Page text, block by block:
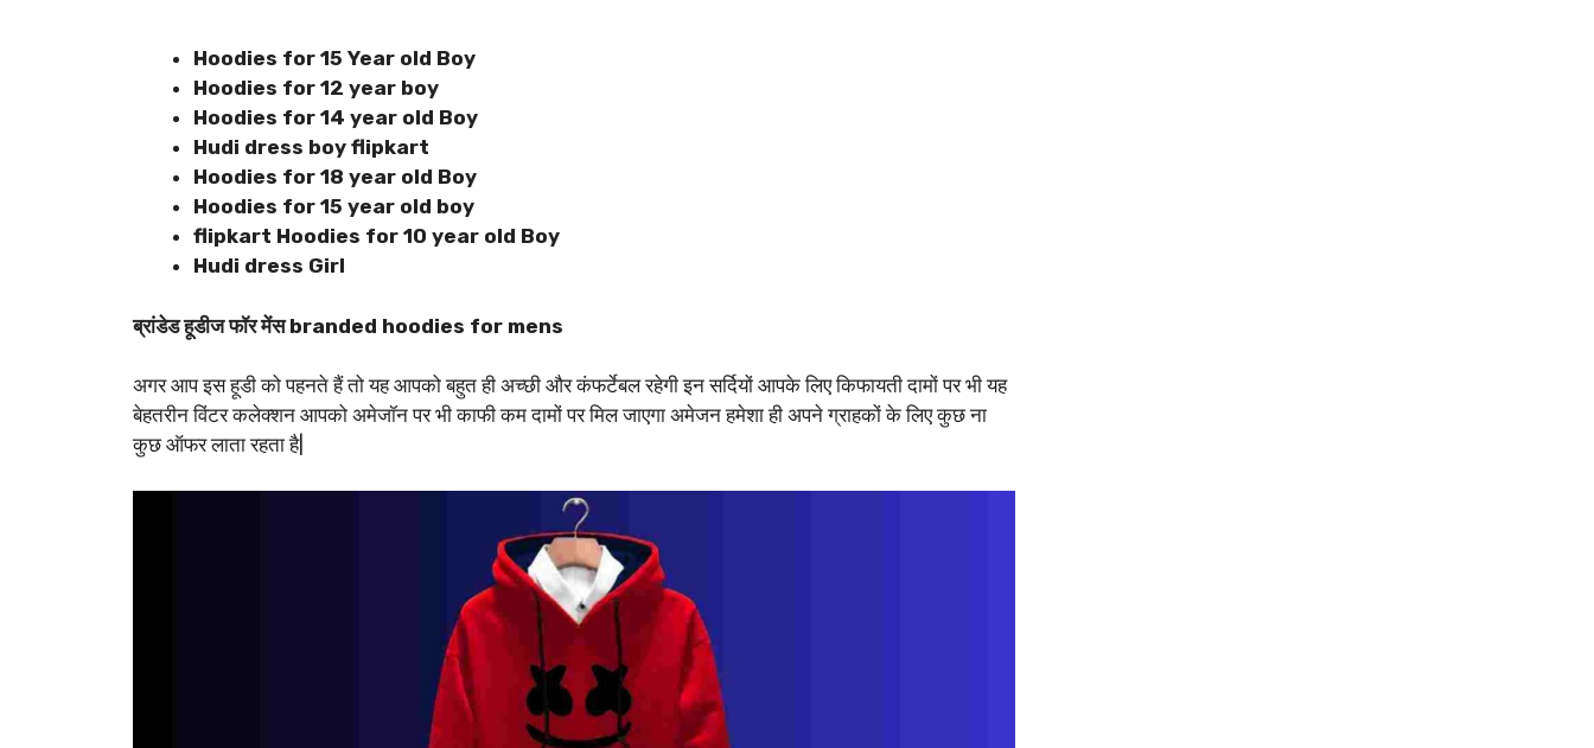
Hoodies for 15 Year old Boy
Hoodies for 12 year boy
Hoodies for 14 year old Boy
Hudi dress boy flipkart
Hoodies for 18 year old Boy
Hoodies for 15 year old boy
flipkart Hoodies for 10 year old Boy
Hudi dress Girl
ब्रांडेड हूडीज फॉर मेंस branded hoodies for mens
अगर आप इस हूडी को पहनते हैं तो यह आपको बहुत ही अच्छी और कंफर्टेबल रहेगी इन सर्दियों आपके लिए किफायती दामों पर भी यह
बेहतरीन विंटर कलेक्शन आपको अमेजॉन पर भी काफी कम दामों पर मिल जाएगा अमेजन हमेशा ही अपने ग्राहकों के लिए कुछ ना
कुछ ऑफर लाता रहता है|